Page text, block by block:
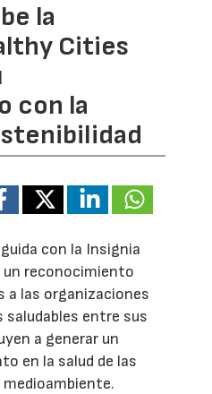
la
Cities
con la
con la Insignia
reconocimiento
a las organizaciones
saludables entre sus
a generar un
en la salud de las